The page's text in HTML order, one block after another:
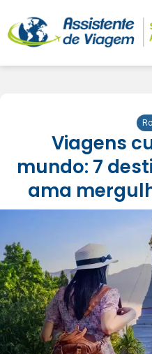
Viagens
mundo: 7
ama